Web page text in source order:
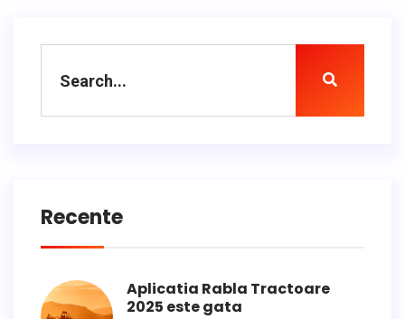
Recente
Aplicatia Rabla Tractoare
2025 este gata